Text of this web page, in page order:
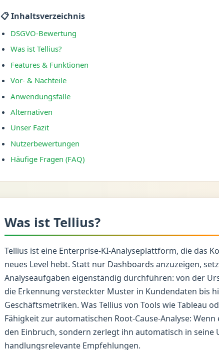
📋 Inhaltsverzeichnis
DSGVO-Bewertung
Was ist Tellius?
Features & Funktionen
Vor- & Nachteile
Anwendungsfälle
Alternativen
Unser Fazit
Nutzerbewertungen
Häufige Fragen (FAQ)
Was ist Tellius?
Tellius ist eine Enterprise-KI-Analyseplattform, die das
neues Level hebt. Statt nur Dashboards anzuzeigen,
Analyseaufgaben eigenständig durchführen: von der
die Erkennung versteckter Muster in Kundendaten bis
Geschäftsmetriken. Was Tellius von Tools wie Tableau
Fähigkeit zur automatischen Root-Cause-Analyse:
den Einbruch, sondern zerlegt ihn automatisch in
handlungsrelevante Empfehlungen.